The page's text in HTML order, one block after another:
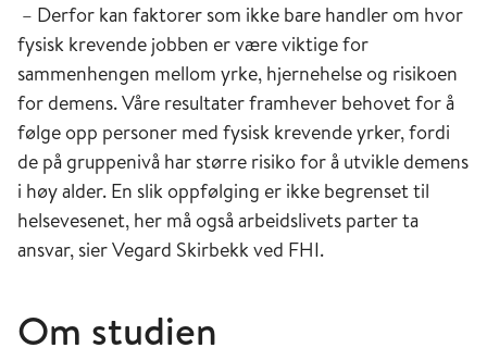
– Derfor kan faktorer som ikke bare handler om hvor
fysisk krevende jobben er være viktige for
sammenhengen mellom yrke, hjernehelse og risikoen
for demens. Våre resultater framhever behovet for å
følge opp personer med fysisk krevende yrker, fordi
de på gruppenivå har større risiko for å utvikle demens
i høy alder. En slik oppfølging er ikke begrenset til
helsevesenet, her må også arbeidslivets parter ta
ansvar, sier Vegard Skirbekk ved FHI.
Om studien